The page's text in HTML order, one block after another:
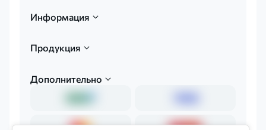
Информация
Продукция
Дополнительно